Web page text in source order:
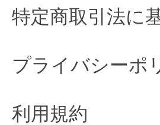
特定商取引法に
プライバシーポ
利用規約